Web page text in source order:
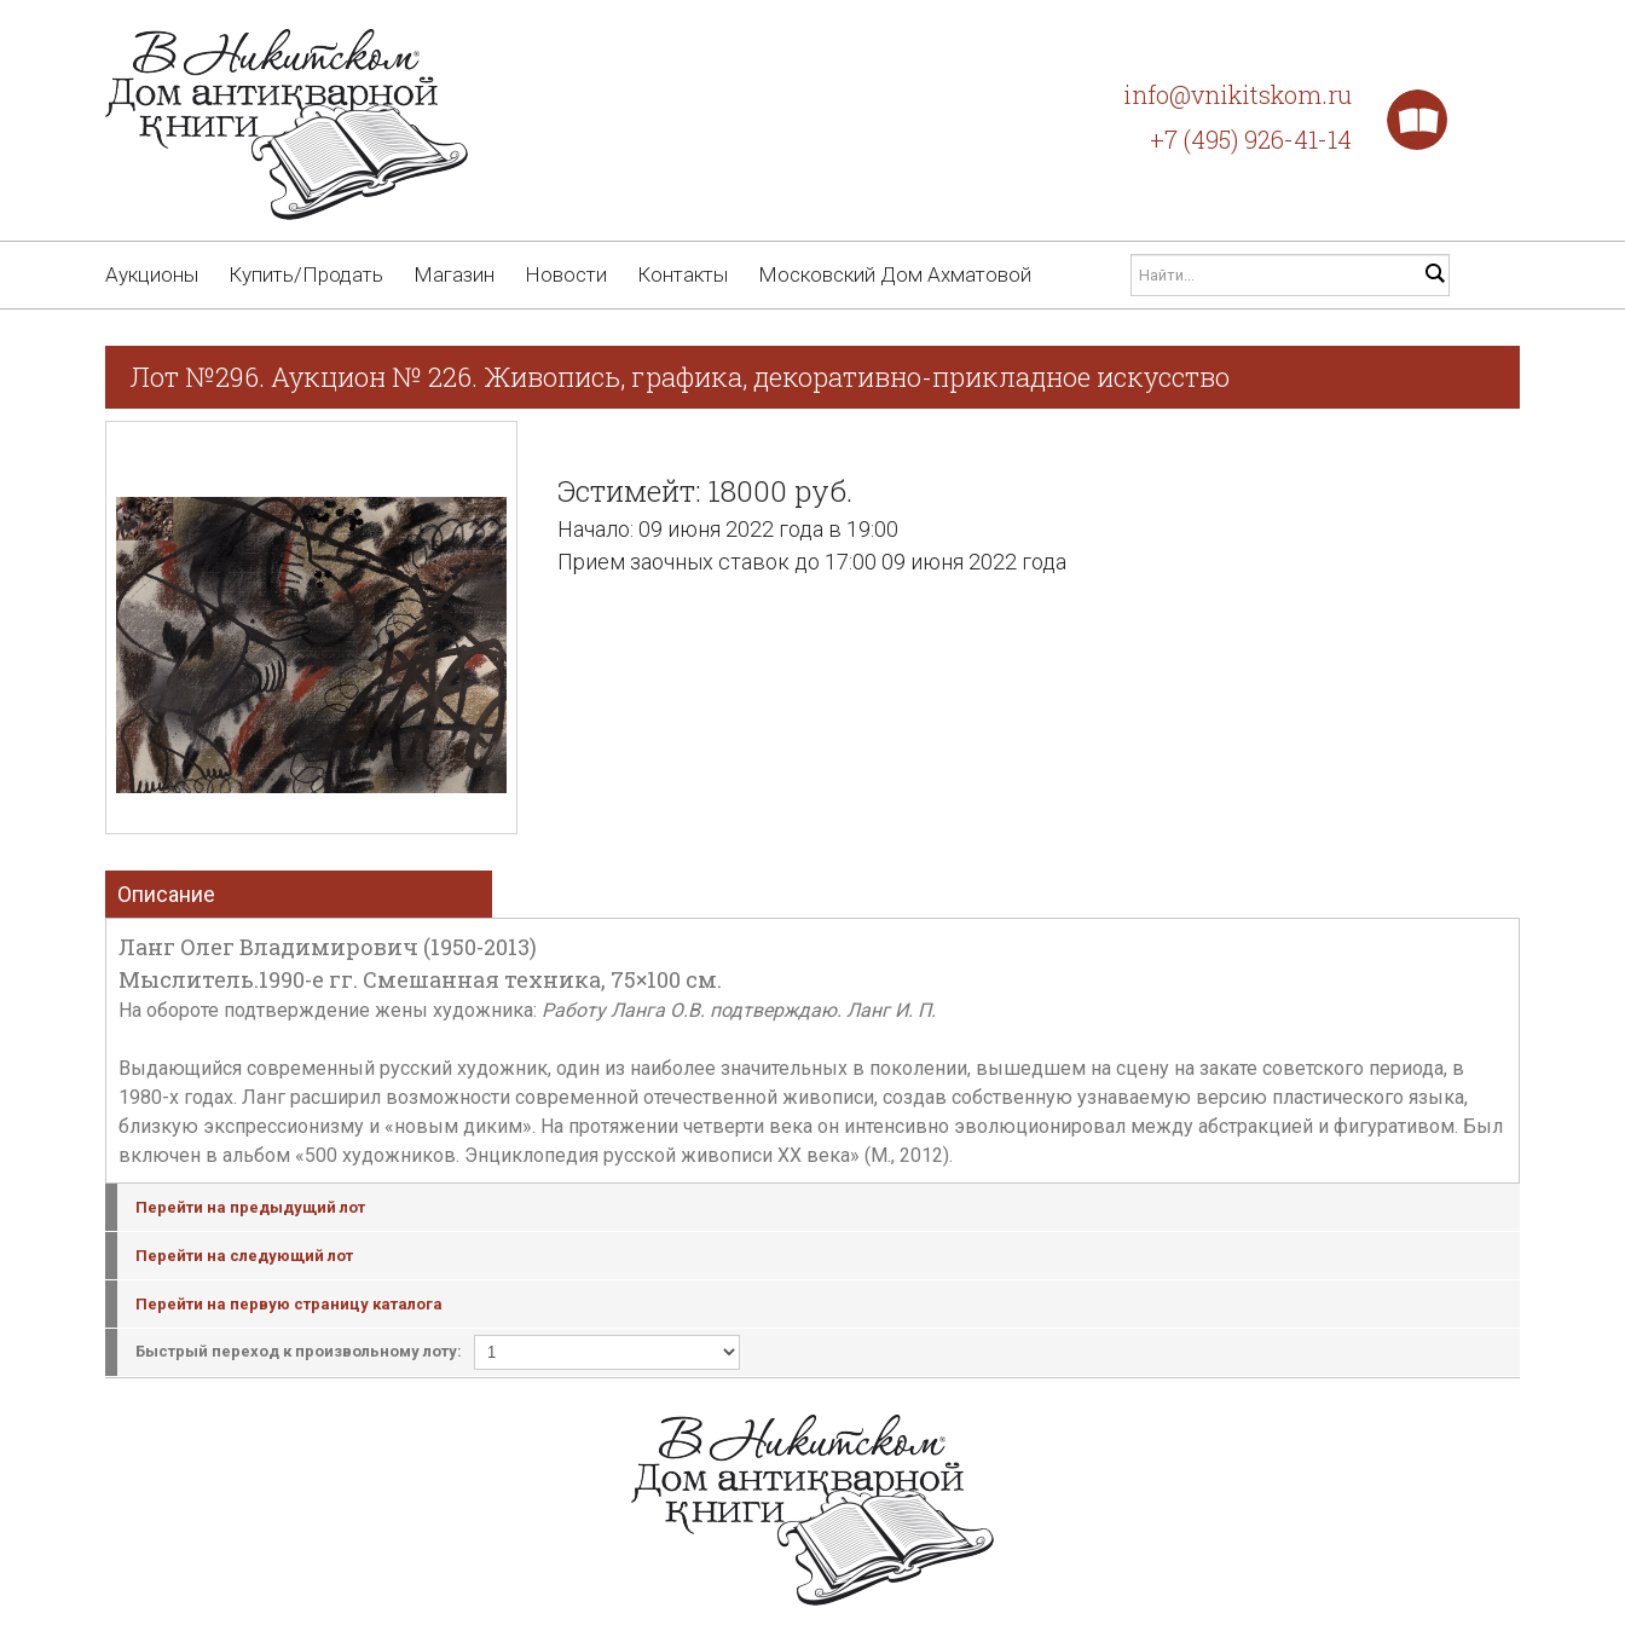
info@vnikitskom.ru
+7 (495) 926-41-14
Аукционы Купить/Продать Магазин Новости Контакты Московский Дом Ахматовой
Лот №296. Аукцион № 226. Живопись, графика, декоративно-прикладное искусство
Эстимейт: 18000 руб.
Начало: 09 июня 2022 года в 19:00
Прием заочных ставок до 17:00 09 июня 2022 года
Описание
Ланг Олег Владимирович (1950-2013)
Мыслитель.1990-е гг. Смешанная техника, 75×100 см.
На обороте подтверждение жены художника: Работу Ланга О.В. подтверждаю. Ланг И. П.
Выдающийся современный русский художник, один из наиболее значительных в поколении, вышедшем на сцену на закате советского периода, в
1980-х годах. Ланг расширил возможности современной отечественной живописи, создав собственную узнаваемую версию пластического языка,
близкую экспрессионизму и «новым диким». На протяжении четверти века он интенсивно эволюционировал между абстракцией и фигуративом. Был
включен в альбом «500 художников. Энциклопедия русской живописи ХХ века» (М., 2012).
Перейти на предыдущий лот
Перейти на следующий лот
Перейти на первую страницу каталога
Быстрый переход к произвольному лоту: